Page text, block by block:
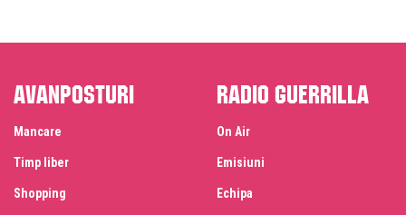
Avanposturi
Mancare
Timp liber
Shopping
Radio Guerrilla
On Air
Emisiuni
Echipa